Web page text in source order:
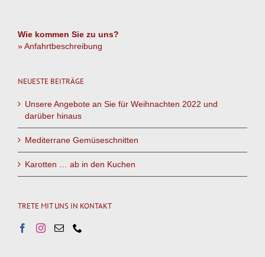
Wie kommen Sie zu uns?
» Anfahrtbeschreibung
NEUESTE BEITRÄGE
Unsere Angebote an Sie für Weihnachten 2022 und
darüber hinaus
Mediterrane Gemüseschnitten
Karotten … ab in den Kuchen
TRETE MIT UNS IN KONTAKT